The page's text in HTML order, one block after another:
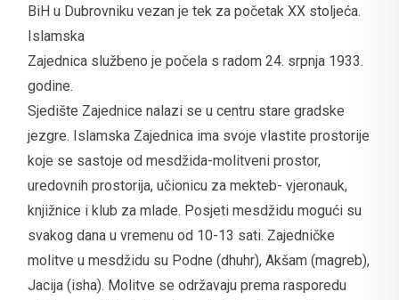
BiH u Dubrovniku vezan je tek za početak XX stoljeća.
Islamska
Zajednica službeno je počela s radom 24. srpnja 1933.
godine.
Sjedište Zajednice nalazi se u centru stare gradske
jezgre. Islamska Zajednica ima svoje vlastite prostorije
koje se sastoje od mesdžida-molitveni prostor,
uredovnih prostorija, učionicu za mekteb- vjeronauk,
knjižnice i klub za mlade. Posjeti mesdžidu mogući su
svakog dana u vremenu od 10-13 sati. Zajedničke
molitve u mesdžidu su Podne (dhuhr), Akšam (magreb),
Jacija (isha). Molitve se održavaju prema rasporedu